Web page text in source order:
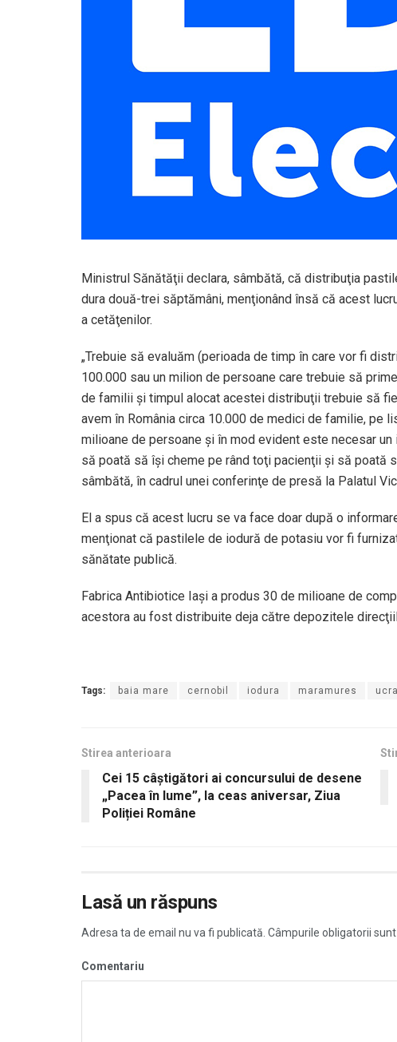
Ministrul Sănătăţii declara, sâmbătă, că distribuţia
dura două-trei săptămâni, menţionând însă că acest
a cetăţenilor.
„Trebuie să evaluăm (perioada de timp în care vor fi
100.000 sau un milion de persoane care trebuie să
de familii şi timpul alocat acestei distribuţii trebuie să
avem în România circa 10.000 de medici de familie,
milioane de persoane şi în mod evident este necesar
să poată să îşi cheme pe rând toţi pacienţii şi să poată
sâmbătă, în cadrul unei conferinţe de presă la Palatul
El a spus că acest lucru se va face doar după o
menţionat că pastilele de iodură de potasiu vor fi
sănătate publică.
Fabrica Antibiotice Iaşi a produs 30 de milioane de
acestora au fost distribuite deja către depozitele
Tags: baia mare cernobil iodura maramures
Stirea anterioara
Cei 15 câștigători ai concursului de desene
„Pacea în lume”, la ceas aniversar, Ziua
Poliției Române
Lasă un răspuns
Adresa ta de email nu va fi publicată. Câmpurile obligatorii
Comentariu